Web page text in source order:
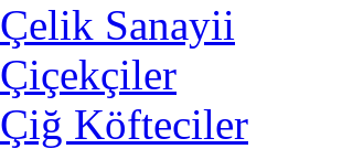
Çelik Sanayii
Çiçekçiler
Çiğ Köfteciler